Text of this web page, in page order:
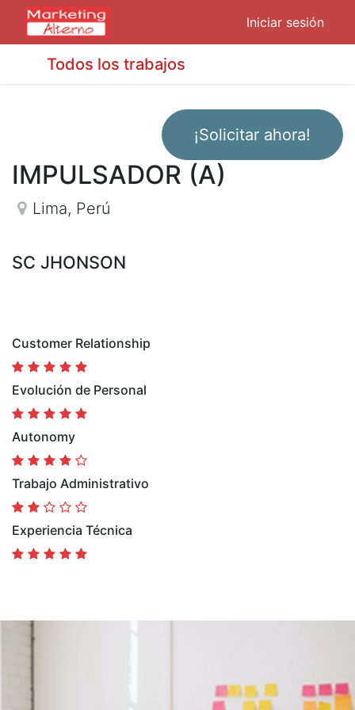
Iniciar sesión
Todos los trabajos
¡Solicitar ahora!
IMPULSADOR (A)
Lima, Perú
SC JHONSON
Customer Relationship
Evolución de Personal
Autonomy
Trabajo Administrativo
Experiencia Técnica